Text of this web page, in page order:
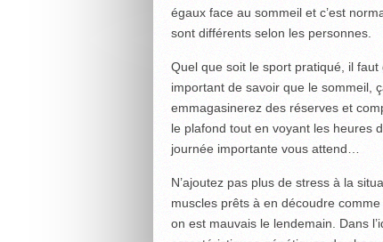
égaux face au sommeil et c’est
sont différents selon les personnes.
Quel que soit le sport pratiqué, il
important de savoir que le sommeil,
emmagasinerez des réserves et
le plafond tout en voyant les heures
journée importante vous attend…
N’ajoutez pas plus de stress à la
muscles prêts à en découdre
on est mauvais le lendemain. Dans